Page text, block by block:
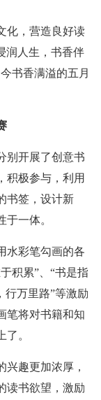
化，营造良好读
润人生，书香伴
书香满溢的五月
别开展了创意书
积极参与，利用
书签，设计新
一体。
水彩笔勾画的各
积累”、“书是指
行万里路”等激励
笔将对书籍和知
。
趣更加浓厚，
读书欲望，激励